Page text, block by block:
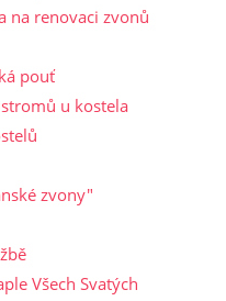
na renovaci zvonů
pouť
u kostela
zvony"
Všech Svatých